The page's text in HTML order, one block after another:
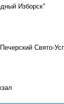
Изборск"
Свято-